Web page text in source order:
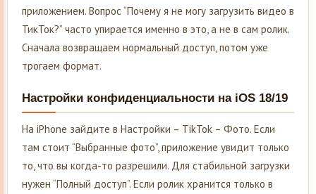
приложением. Вопрос “Почему я не могу загрузить видео в
ТикТок?” часто упирается именно в это, а не в сам ролик.
Сначала возвращаем нормальный доступ, потом уже
трогаем формат.
Настройки конфиденциальности на iOS 18/19
На iPhone зайдите в Настройки – TikTok – Фото. Если
там стоит “Выбранные фото”, приложение увидит только
то, что вы когда-то разрешили. Для стабильной загрузки
нужен “Полный доступ”. Если ролик хранится только в